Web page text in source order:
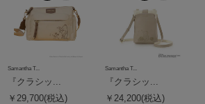
Samantha T...
『クラシッ...
￥29,700(税込)
Samantha T...
『クラシッ...
￥24,200(税込)